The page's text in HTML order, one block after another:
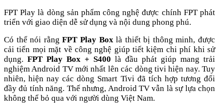
FPT Play là dòng sản phẩm công nghệ được chính FPT phát
triển với giao diện dễ sử dụng và nội dung phong phú.
Có thể nói rằngFPT Play Boxlà thiết bị thông minh, được
cải tiến mọi mặt về công nghệ giúp tiết kiệm chi phí khi sử
dụng. FPT Play Box + S400 là đầu phát giúp mang trải
nghiệm Android TV mới nhất lên các dòng tivi hiện nay. Tuy
nhiên, hiện nay các dòng Smart Tivi đã tích hợp tương đối
đầy đủ tính năng. Thế nhưng, Android TV vẫn là sự lựa chọn
không thể bỏ qua với người dùng Việt Nam.